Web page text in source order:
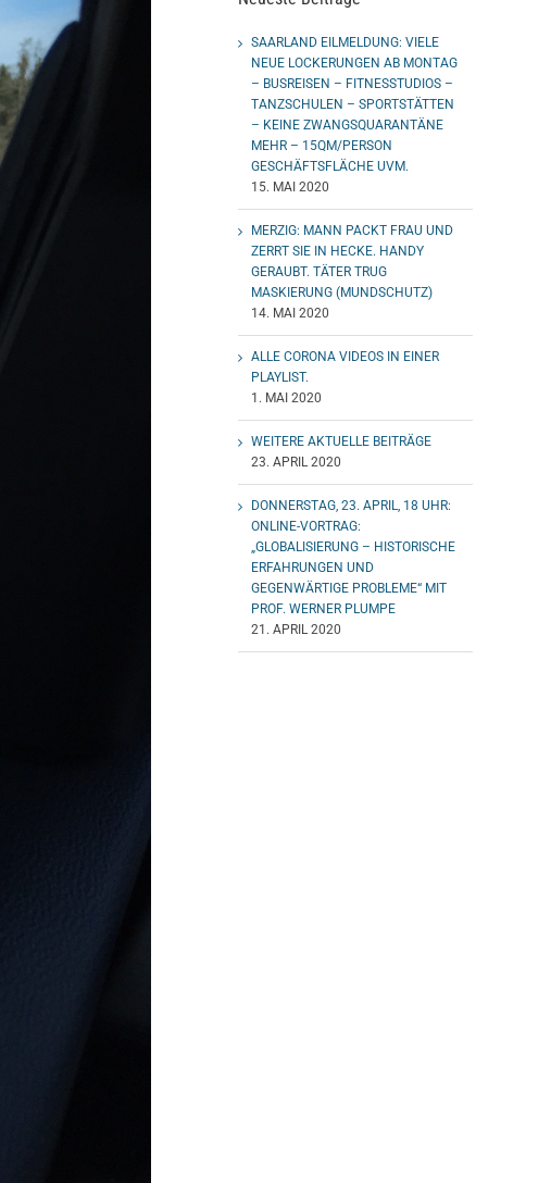
SAARLAND EILMELDUNG: VIELE
NEUE LOCKERUNGEN AB MONTAG
– BUSREISEN – FITNESSTUDIOS –
TANZSCHULEN – SPORTSTÄTTEN
– KEINE ZWANGSQUARANTÄNE
MEHR – 15QM/PERSON
GESCHÄFTSFLÄCHE UVM.
15. MAI 2020
MERZIG: MANN PACKT FRAU UND
ZERRT SIE IN HECKE. HANDY
GERAUBT. TÄTER TRUG
MASKIERUNG (MUNDSCHUTZ)
14. MAI 2020
ALLE CORONA VIDEOS IN EINER
PLAYLIST.
1. MAI 2020
WEITERE AKTUELLE BEITRÄGE
23. APRIL 2020
DONNERSTAG, 23. APRIL, 18 UHR:
ONLINE-VORTRAG:
„GLOBALISIERUNG – HISTORISCHE
ERFAHRUNGEN UND
GEGENWÄRTIGE PROBLEME“ MIT
PROF. WERNER PLUMPE
21. APRIL 2020